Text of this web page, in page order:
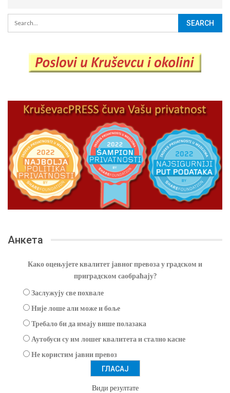
Анкета
Како оцењујете квалитет јавног превоза у градском и
приградском саобраћају?
Заслужују све похвале
Није лоше али може и боље
Требало би да имају више полазака
Аутобуси су им лошег квалитета и стално касне
Не користим јавни превоз
Види резултате